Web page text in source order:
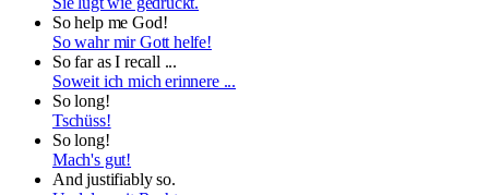
So help me God!
So wahr mir Gott helfe!
So far as I recall ...
Soweit ich mich erinnere ...
So long!
Tschüss!
So long!
Mach's gut!
And justifiably so.